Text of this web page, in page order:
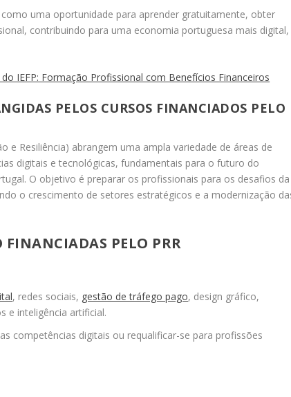
uma oportunidade para aprender gratuitamente, obter
contribuindo para uma economia portuguesa mais digital,
IEFP: Formação Profissional com Benefícios Financeiros
PELOS CURSOS FINANCIADOS PELO
e Resiliência) abrangem uma ampla variedade de áreas de
digitais e tecnológicas, fundamentais para o futuro do
O objetivo é preparar os profissionais para os desafios da
o crescimento de setores estratégicos e a modernização
FINANCIADAS PELO PRR
, redes sociais, gestão de tráfego pago, design gráfico,
e inteligência artificial.
competências digitais ou requalificar-se para profissões